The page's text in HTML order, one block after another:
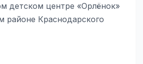
детском центре «Орлёнок»
районе Краснодарского